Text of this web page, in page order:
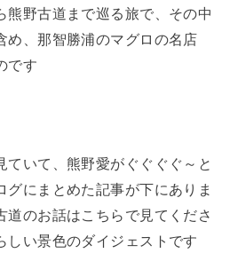
熊野古道まで巡る旅で、その中
め、那智勝浦のマグロの名店
です
ていて、熊野愛がぐぐぐぐ～と
グにまとめた記事が下にありま
道のお話はこちらで見てくださ
しい景色のダイジェストです